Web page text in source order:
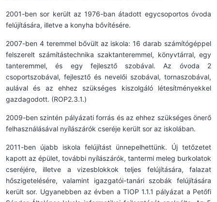
2001-ben sor került az 1976-ban átadott egycsoportos óvoda
felújítására, illetve a konyha bővítésére.
2007-ben 4 teremmel bővült az iskola: 16 darab számítógéppel
felszerelt számítástechnika szaktanteremmel, könyvtárral, egy
tanteremmel, és egy fejlesztő szobával. Az óvoda 2
csoportszobával, fejlesztő és nevelői szobával, tornaszobával,
aulával és az ehhez szükséges kiszolgáló létesítményekkel
gazdagodott. (ROP2.3.1.)
2009-ben szintén pályázati forrás és az ehhez szükséges önerő
felhasználásával nyílászárók cseréje került sor az iskolában.
2011-ben újabb iskola felújítást ünnepelhettünk. Új tetőzetet
kapott az épület, további nyílászárók, tantermi meleg burkolatok
cseréjére, illetve a vizesblokkok teljes felújítására, falazat
hőszigetelésére, valamint igazgatói-tanári szobák felújítására
került sor. Ugyanebben az évben a TIOP 1.1.1 pályázat a Petőfi